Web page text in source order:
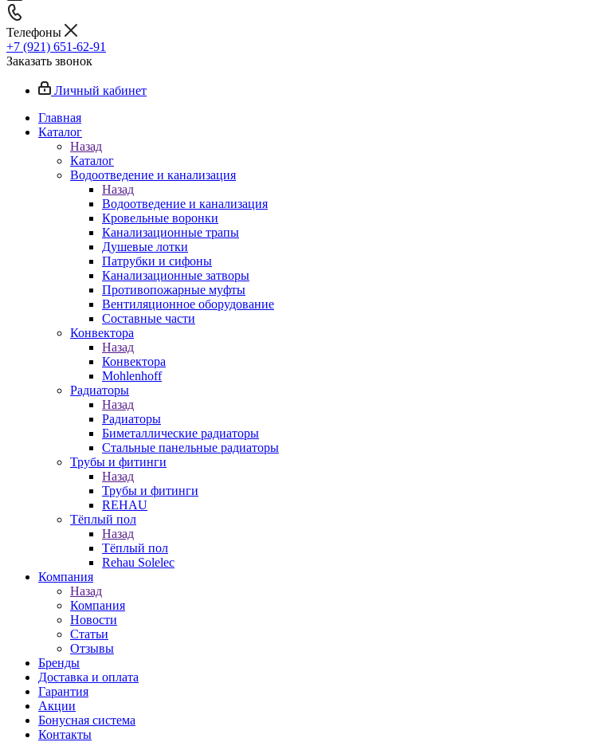
Телефоны
+7 (921) 651-62-91
Заказать звонок
Личный кабинет
Главная
Каталог
Назад
Каталог
Водоотведение и канализация
Назад
Водоотведение и канализация
Кровельные воронки
Канализационные трапы
Душевые лотки
Патрубки и сифоны
Канализационные затворы
Противопожарные муфты
Вентиляционное оборудование
Составные части
Конвектора
Назад
Конвектора
Mohlenhoff
Радиаторы
Назад
Радиаторы
Биметаллические радиаторы
Стальные панельные радиаторы
Трубы и фитинги
Назад
Трубы и фитинги
REHAU
Тёплый пол
Назад
Тёплый пол
Rehau Solelec
Компания
Назад
Компания
Новости
Статьи
Отзывы
Бренды
Доставка и оплата
Гарантия
Акции
Бонусная система
Контакты